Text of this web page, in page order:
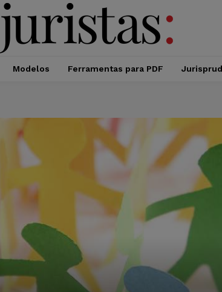
Modelos Ferramentas para PDF